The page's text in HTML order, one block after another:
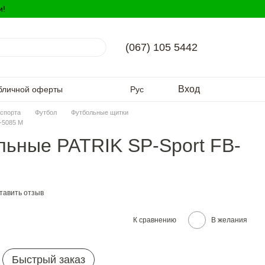
(067) 105 5442
оферты Рус Вход
Футбол
Футбольные щитки
5085 М
PATRIK SP-Sport FB-
отзыв
К сравнению В желания
Быстрый заказ